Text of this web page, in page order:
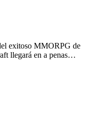
exitoso MMORPG de
llegará en a penas…